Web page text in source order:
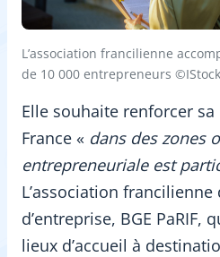
L’association francilienne
de 10 000 entrepreneurs ©IStock
Elle souhaite renforcer
France « dans des zones
entrepreneuriale est
L’association francilienne
d’entreprise, BGE PaRIF,
lieux d’accueil à